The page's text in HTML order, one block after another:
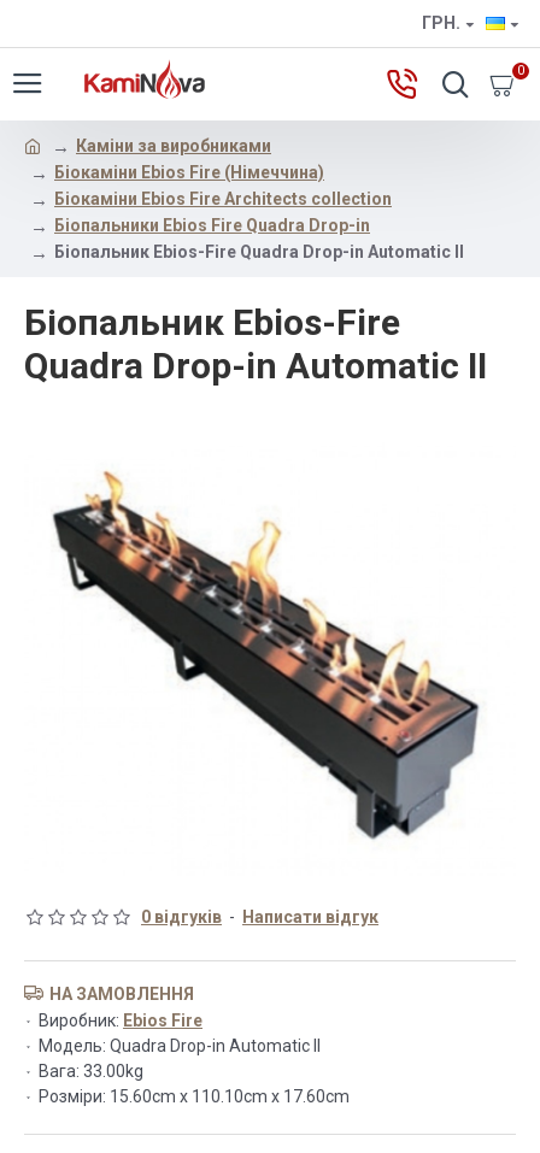
ГРН.
0
Каміни за виробниками
Біокаміни Ebios Fire (Німеччина)
Біокаміни Ebios Fire Architects collection
Біопальники Ebios Fire Quadra Drop-in
Біопальник Ebios-Fire Quadra Drop-in Automatic II
Біопальник Ebios-Fire
Quadra Drop-in Automatic II
0 відгуків - Написати відгук
НА ЗАМОВЛЕННЯ
Виробник: Ebios Fire
Модель: Quadra Drop-in Automatic II
Вага: 33.00kg
Розміри: 15.60cm x 110.10cm x 17.60cm